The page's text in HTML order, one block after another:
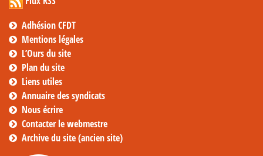
Adhésion CFDT
Mentions légales
L’Ours du site
Plan du site
Liens utiles
Annuaire des syndicats
Nous écrire
Contacter le webmestre
Archive du site (ancien site)